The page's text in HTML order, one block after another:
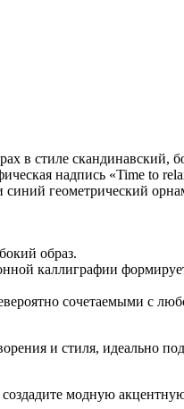
в стиле скандинавский,
надпись «Time to
геометрический
образ.
каллиграфии
сочетаемыми с
и стиля, идеально
модную